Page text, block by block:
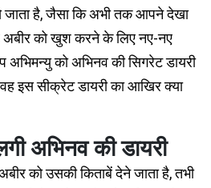
जाता है, जैसा कि अभी तक आपने देखा
अबीर को खुश करने के लिए नए-नए
अभिमन्यु को अभिनव की सिगरेट डायरी
इस सीक्रेट डायरी का आखिर क्या
अभिनव की डायरी
को उसकी किताबें देने जाता है, तभी